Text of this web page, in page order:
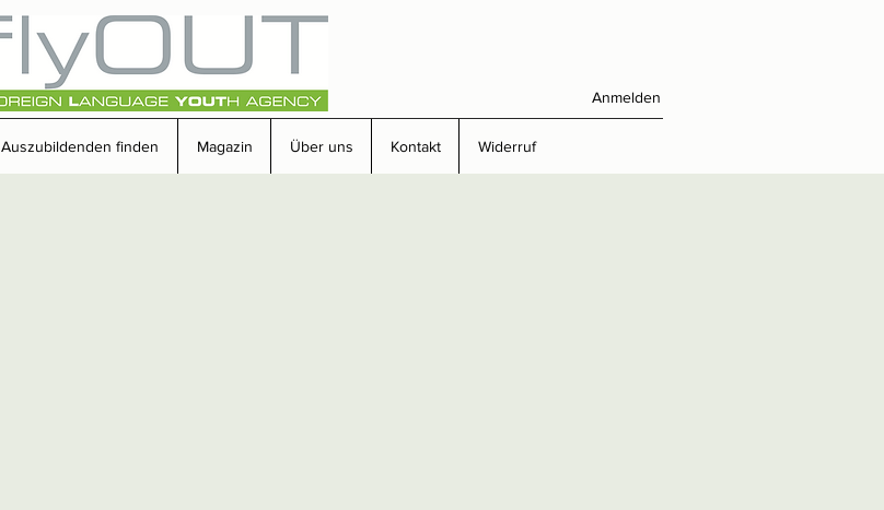
Auszubildenden finden Magazin Über uns Kontakt Widerruf
Anmelden